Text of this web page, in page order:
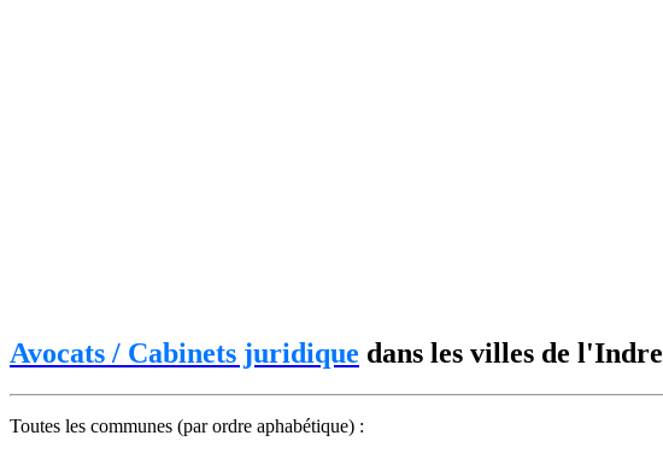
Avocats / Cabinets juridique dans les villes de l'Indre
Toutes les communes (par ordre aphabétique) :